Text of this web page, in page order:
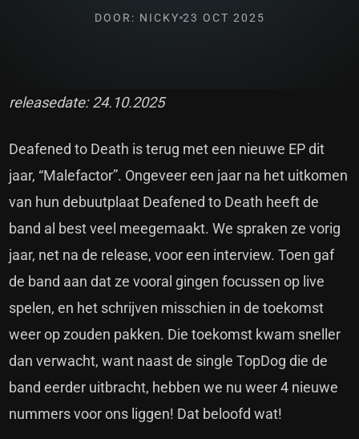
DOOR: NICKY 23 OCT 2025
releasedate: 24.10.2025
Deafened to Death is terug met een nieuwe EP dit
jaar, “Malefactor”. Ongeveer een jaar na het uitkomen
van hun debuutplaat Deafened to Death heeft de
band al best veel meegemaakt. We spraken ze vorig
jaar, net na de release, voor een interview. Toen gaf
de band aan dat ze vooral gingen focussen op live
spelen, en het schrijven misschien in de toekomst
weer op zouden pakken. Die toekomst kwam sneller
dan verwacht, want naast de single TopDog die de
band eerder uitbracht, hebben we nu weer 4 nieuwe
nummers voor ons liggen! Dat beloofd wat!